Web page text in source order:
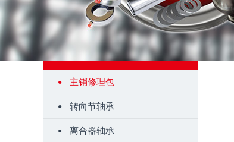
主销修理包
转向节轴承
离合器轴承